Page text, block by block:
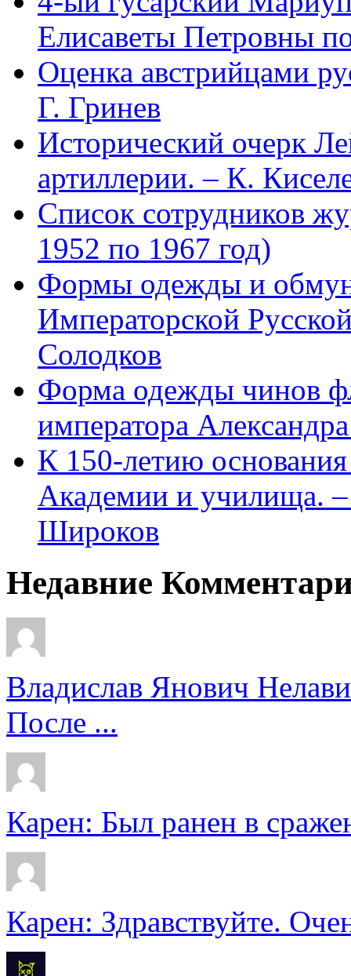
Елисаветы Петровны
Оценка австрийцами
Г. Гринев
Исторический очерк
артиллерии. – К.
Список сотрудников
1952 по 1967 год)
Формы одежды и
Императорской
Солодков
Форма одежды чинов
императора
К 150-летию
Академии и училища.
Широков
Недавние
Владислав Янович
После ...
Карен: Был ранен в
Карен: Здравствуйте.